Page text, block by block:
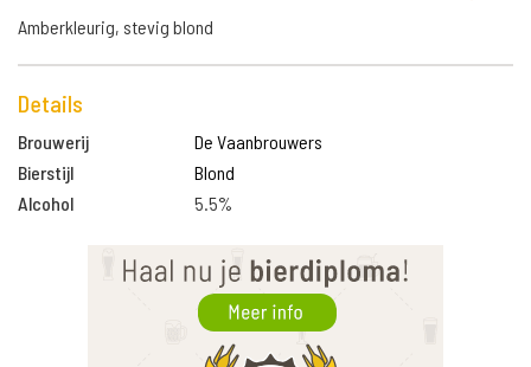
Amberkleurig, stevig blond
Details
Brouwerij
De Vaanbrouwers
Bierstijl
Blond
Alcohol
5.5%